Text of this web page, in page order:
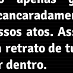
atos.
retrato de
dentro.